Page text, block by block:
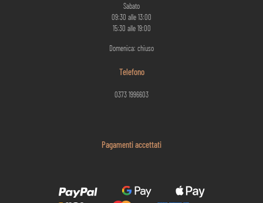
Sabato
09:30 alle 13:00
15:30 alle 19:00
Domenica: chiuso
Telefono
0373 1996603
Pagamenti accettati